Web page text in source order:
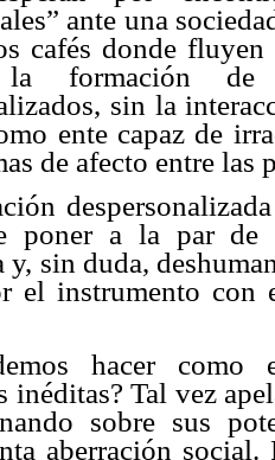
ante una
cafés donde
formación de
sin la
ente capaz de
de afecto entre las
poner a la par de
y, sin duda,
el instrumento con
hacer como
inéditas? Tal vez
sobre sus
aberración